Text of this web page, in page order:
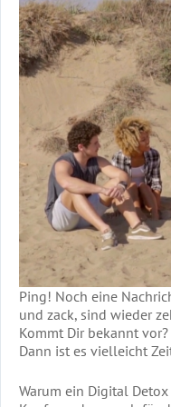
Ping! Noch eine
und zack, sind wieder
Kommt Dir bekannt vor?
Dann ist es vielleicht
Warum ein Digital